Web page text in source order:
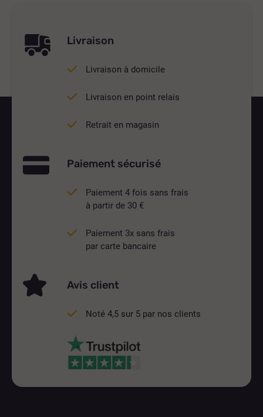
Livraison
Livraison à domicile
Livraison en point relais
Retrait en magasin
Paiement sécurisé
Paiement 4 fois sans frais
à partir de 30 €
Paiement 3x sans frais
par carte bancaire
Avis client
Noté 4,5 sur 5 par nos clients